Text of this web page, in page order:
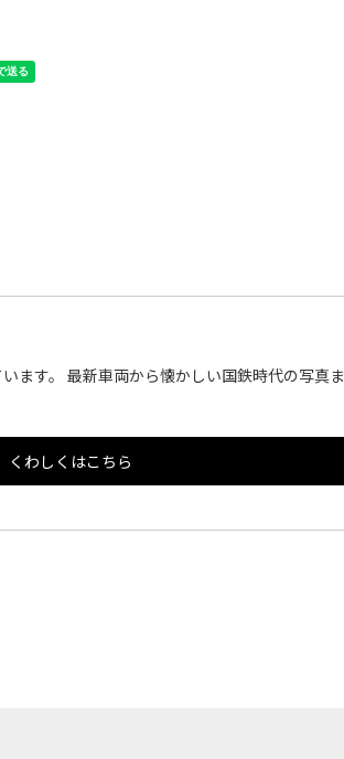
ます。 最新車両から懐かしい国鉄時代の写真
くわしくはこちら